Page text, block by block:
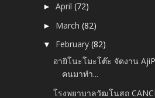
►April(72)
► March(82)
▼ February(82)
อายิโนะโมะโต๊ะ จัดงาน
คนมาทำ...
โรงพยาบาลวัฒโนสถ